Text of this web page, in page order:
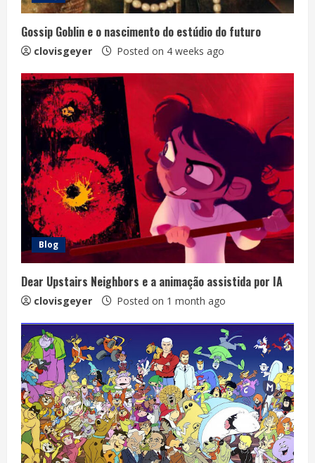
Gossip Goblin e o nascimento do estúdio do futuro
clovisgeyer Posted on 4 weeks ago
Blog
Dear Upstairs Neighbors e a animação assistida por IA
clovisgeyer Posted on 1 month ago